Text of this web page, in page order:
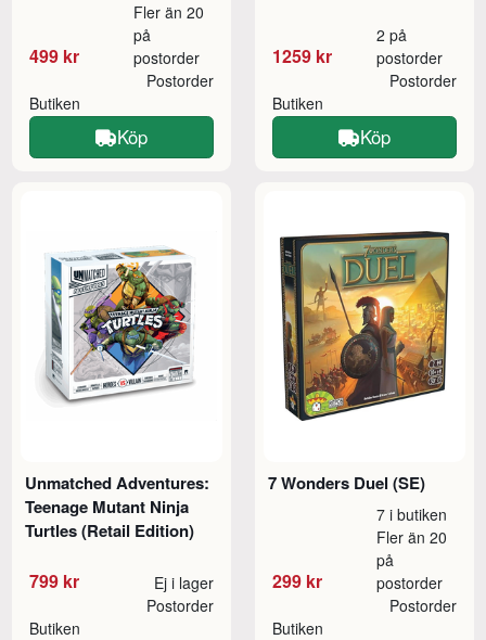
499 kr
Fler än 20
på
postorder
Butiken
Postorder
Köp
1259 kr
2 på
postorder
Butiken
Postorder
Köp
Unmatched Adventures:
Teenage Mutant Ninja
Turtles (Retail Edition)
799 kr Ej i lager
Butiken
Postorder
7 Wonders Duel (SE)
299 kr
7 i butiken
Fler än 20
på
postorder
Butiken
Postorder